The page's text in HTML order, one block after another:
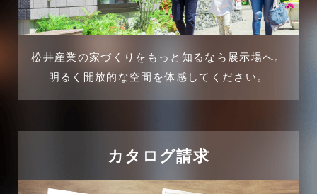
介護施設経営活用事例
企業誘致事例
住宅に関するよくある質問
2024年12月
2024年11月
2024年9月
松井産業の家づくりをもっと知るなら展示場へ。
明るく開放的な空間を体感してください。
カタログ請求